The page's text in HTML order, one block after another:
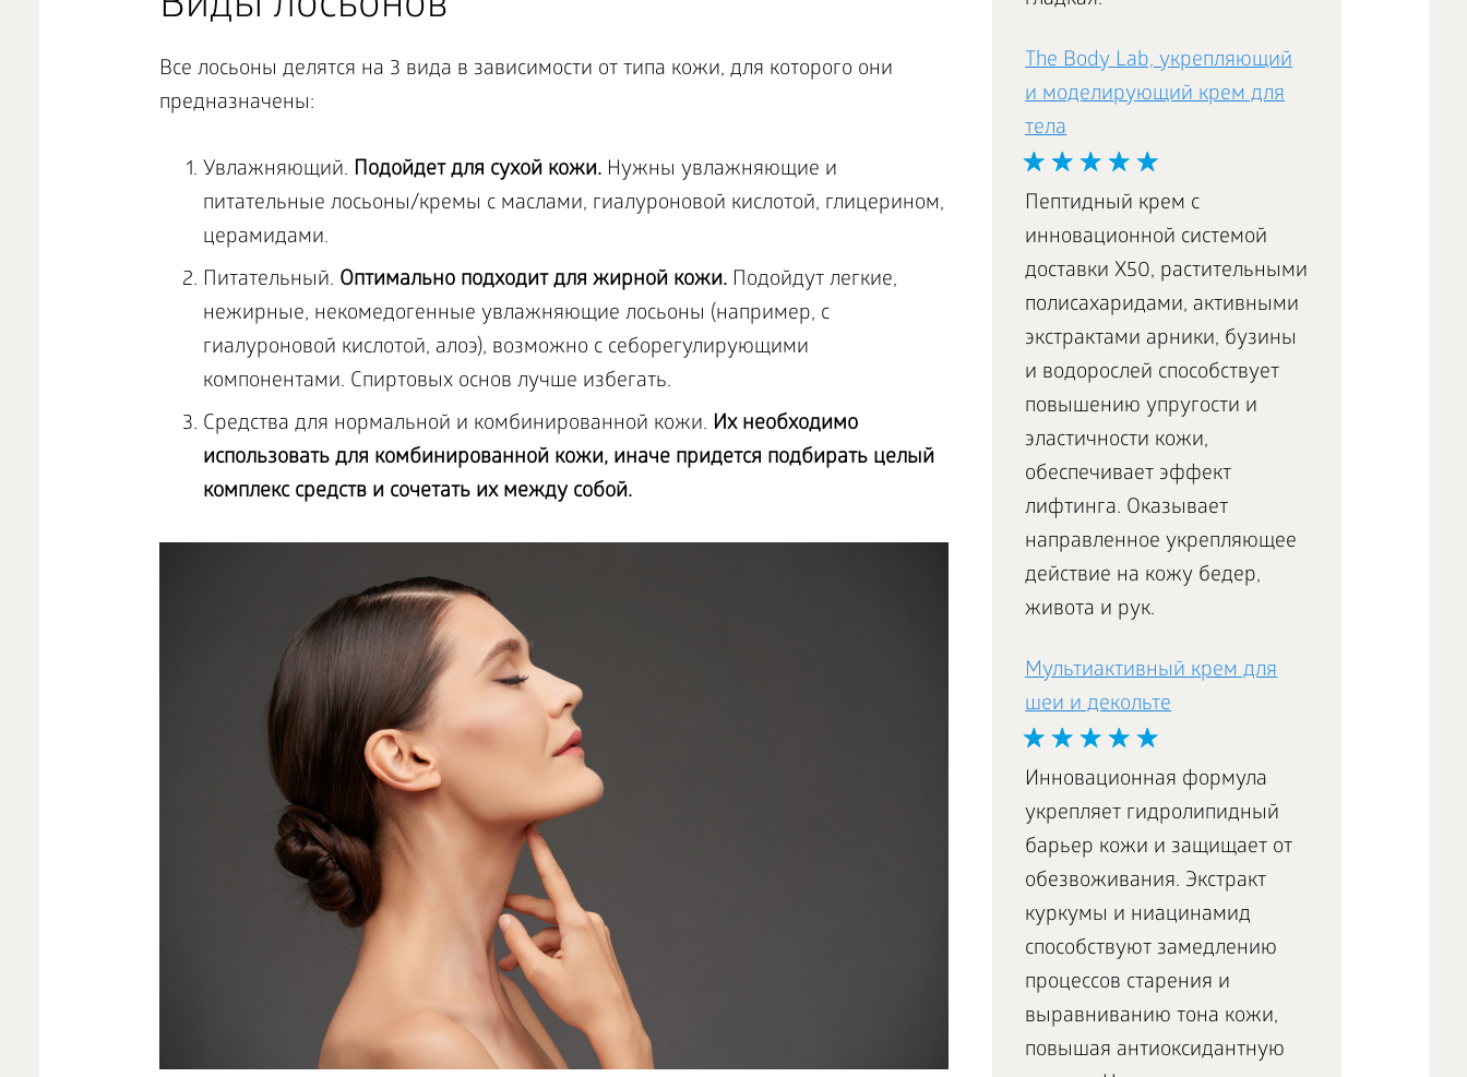
The Body Lab, укрепляющий
и моделирующий крем для
тела
Пептидный крем с
инновационной системой
доставки Х50, растительными
полисахаридами, активными
экстрактами арники, бузины
и водорослей способствует
повышению упругости и
эластичности кожи,
обеспечивает эффект
лифтинга. Оказывает
направленное укрепляющее
действие на кожу бедер,
живота и рук.
Мультиактивный крем для
шеи и декольте
Инновационная формула
укрепляет гидролипидный
барьер кожи и защищает от
обезвоживания. Экстракт
куркумы и ниацинамид
способствуют замедлению
процессов старения и
выравниванию тона кожи,
повышая антиоксидантную
Все лосьоны делятся на 3 вида в зависимости от типа кожи, для которого они
предназначены:
Увлажняющий. Подойдет для сухой кожи.Нужны увлажняющие и
питательные лосьоны/кремы с маслами, гиалуроновой кислотой, глицерином,
церамидами.
Питательный. Оптимально подходит для жирной кожи.Подойдут легкие,
нежирные, некомедогенные увлажняющие лосьоны (например, с
гиалуроновой кислотой, алоэ), возможно с себорегулирующими
компонентами. Спиртовых основ лучше избегать.
Средства для нормальной и комбинированной кожи. Их необходимо
использовать для комбинированной кожи, иначе придется подбирать целый
комплекс средств и сочетать их между собой.